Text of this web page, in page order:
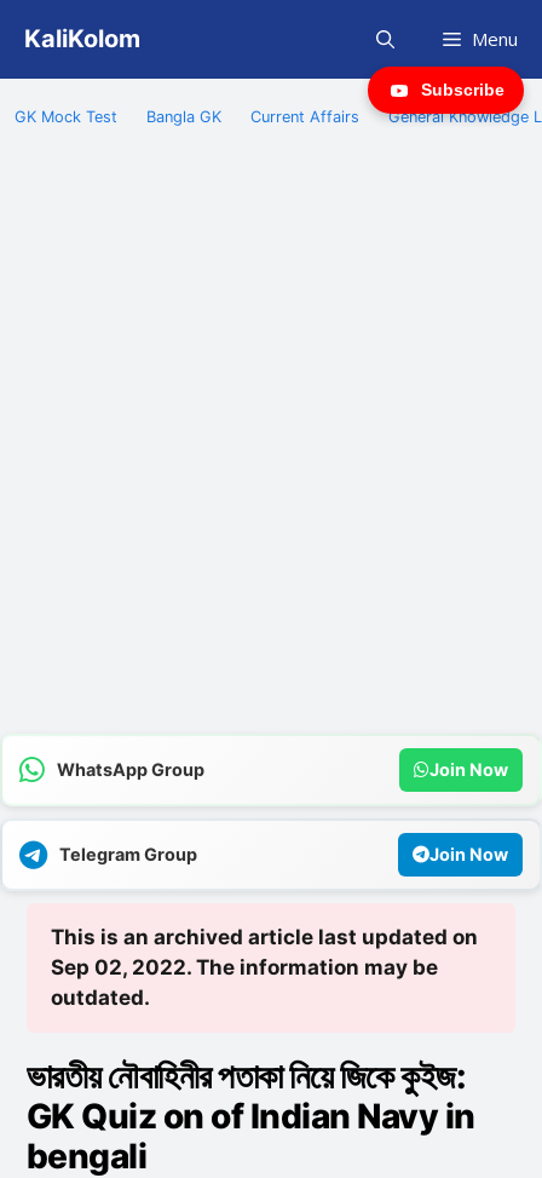
content
KaliKolom Menu
GK Mock Test Bangla GK Current Affairs General Knowledge
WhatsApp Group Join Now
Telegram Group Join Now
Subscribe
This is an archived article last updated on
Sep 02, 2022. The information may be
outdated.
ভারতীয় নৌবাহিনীর পতাকা নিয়ে জিকে কুইজ:
GK Quiz on of Indian Navy in
bengali